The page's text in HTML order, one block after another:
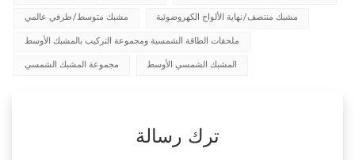
مشبك متوسط/طرفي عالمي مشبك منتصف/نهاية الألواح الكهروضوئية
ملحقات الطاقة الشمسية ومجموعة التركيب بالمشبك الأوسط
مجموعة المشبك الشمسي المشبك الشمسي الأوسط
ترك رسالة